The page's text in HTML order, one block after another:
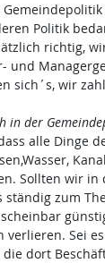
Politik
richtig,
und
sich´s, wir
in der
alle Dinge
Sollten wir in
zum
verlieren. Sei
dort